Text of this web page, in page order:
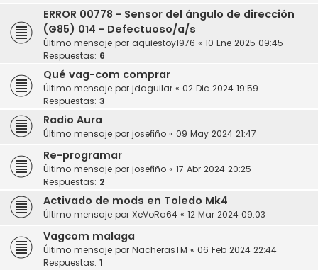
ERROR 00778 - Sensor del ángulo de dirección
(G85) 014 - Defectuoso/a/s
Último mensaje por aquiestoy1976 « 10 Ene 2025 09:45
Respuestas: 6
Qué vag-com comprar
Último mensaje por jdaguilar « 02 Dic 2024 19:59
Respuestas: 3
Radio Aura
Último mensaje por josefiño « 09 May 2024 21:47
Re-programar
Último mensaje por josefiño « 17 Abr 2024 20:25
Respuestas: 2
Activado de mods en Toledo Mk4
Último mensaje por XeVoRa64 « 12 Mar 2024 09:03
Vagcom malaga
Último mensaje por NacherasTM « 06 Feb 2024 22:44
Respuestas: 1